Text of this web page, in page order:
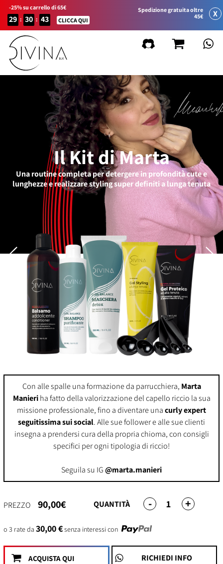
-25% su carrello di 65€
29 : 30 : 43 CLICCA QUI
Spedizione gratuita oltre
45€
X
Il Kit di Marta
Una routine completa per detergere in profondità cute e
lunghezze e realizzare styling super definiti a lunga tenuta
QUANTITÀ - 1 +
PREZZO 90,00€
o 3 rate da30,00 €senza interessi con
ACQUISTA QUI RICHIEDI INFO
Con alle spalle una formazione da parrucchiera, Marta
Manieriha fatto della valorizzazione del capello riccio la sua
missione professionale, fino a diventare unacurly expert
seguitissima sui social. Alle sue follower e alle sue clienti
insegna a prendersi cura della propria chioma, con consigli
specifici per ogni tipologia di riccio!
Seguila su IG@marta.manieri